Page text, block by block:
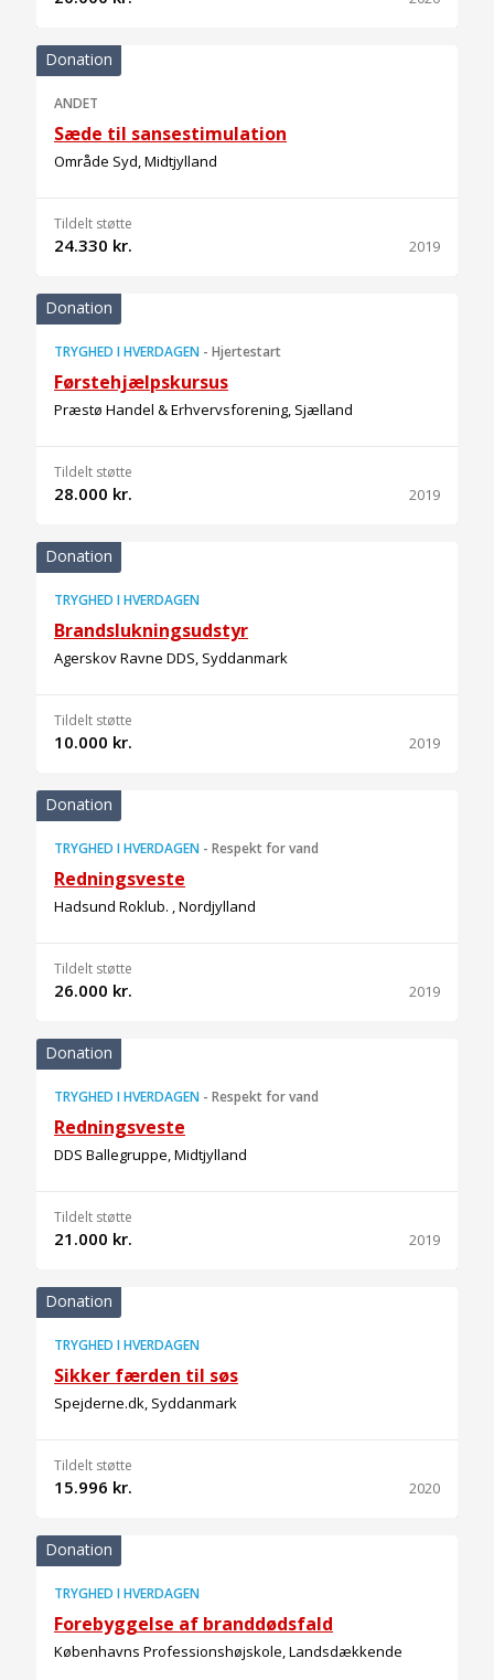
Donation
ANDET
Sæde til sansestimulation
Område Syd, Midtjylland
Tildelt støtte
24.330 kr. 2019
Donation
TRYGHED I HVERDAGEN - Hjertestart
Førstehjælpskursus
Præstø Handel & Erhvervsforening, Sjælland
Tildelt støtte
28.000 kr. 2019
Donation
TRYGHED I HVERDAGEN
Brandslukningsudstyr
Agerskov Ravne DDS, Syddanmark
Tildelt støtte
10.000 kr. 2019
Donation
TRYGHED I HVERDAGEN - Respekt for vand
Redningsveste
Hadsund Roklub. , Nordjylland
Tildelt støtte
26.000 kr. 2019
Donation
TRYGHED I HVERDAGEN - Respekt for vand
Redningsveste
DDS Ballegruppe, Midtjylland
Tildelt støtte
21.000 kr. 2019
Donation
TRYGHED I HVERDAGEN
Sikker færden til søs
Spejderne.dk, Syddanmark
Tildelt støtte
15.996 kr. 2020
Donation
TRYGHED I HVERDAGEN
Forebyggelse af branddødsfald
Københavns Professionshøjskole, Landsdækkende